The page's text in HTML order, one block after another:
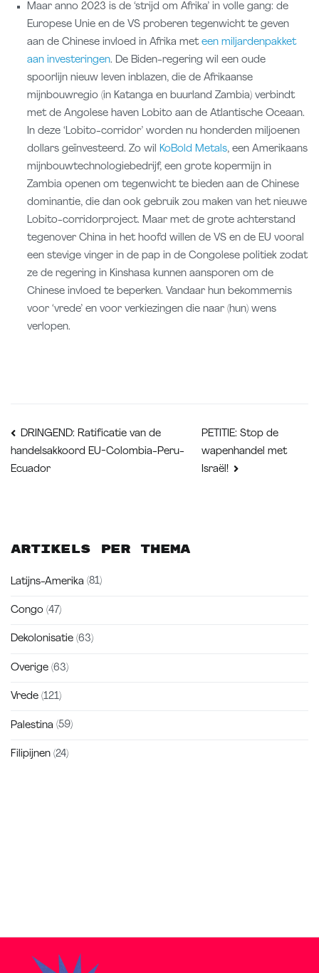
Maar anno 2023 is de ‘strijd om Afrika’ in volle gang: de
Europese Unie en de VS proberen tegenwicht te geven
aan de Chinese invloed in Afrika meteen miljardenpakket
aan investeringen. De Biden-regering wil een oude
spoorlijn nieuw leven inblazen, die de Afrikaanse
mijnbouwregio (in Katanga en buurland Zambia) verbindt
met de Angolese haven Lobito aan de Atlantische Oceaan.
In deze ‘Lobito-corridor’ worden nu honderden miljoenen
dollars geïnvesteerd. Zo wil
KoBold Metals, een Amerikaans
mijnbouwtechnologiebedrijf, een grote kopermijn in
Zambia openen om tegenwicht te bieden aan de Chinese
dominantie, die dan ook gebruik zou maken van het nieuwe
Lobito-corridorproject. Maar met de grote achterstand
tegenover China in het hoofd willen de VS en de EU vooral
een stevige vinger in de pap in de Congolese politiek zodat
ze de regering in Kinshasa kunnen aansporen om de
Chinese invloed te beperken. Vandaar hun bekommernis
voor ‘vrede’ en voor verkiezingen die naar (hun) wens
verlopen.
Bericht
navigatie
DRINGEND: Ratificatie van de
handelsakkoord EU-Colombia-Peru-
Ecuador
PETITIE: Stop de
wapenhandel met
Israël!
Artikels per thema
Latijns-Amerika (81)
Congo (47)
Dekolonisatie (63)
Overige (63)
Vrede (121)
Palestina (59)
Filipijnen (24)